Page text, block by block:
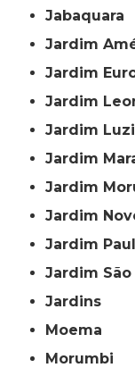
Jabaquara
Jardim
Jardim
Jardim
Jardim
Jardim
Jardim
Jardim
Jardim
Jardim
Jardins
Moema
Morumbi